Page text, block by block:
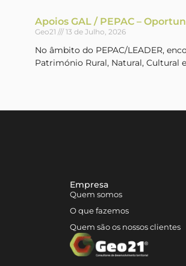
Apoios GAL / PEPAC –
Geo21 13 de Julho, 2026
No âmbito do PEPAC/LEADER,
Património Rural, Natural, Cultural
Empresa
Quem somos
O que fazemos
Quem são os nossos clientes